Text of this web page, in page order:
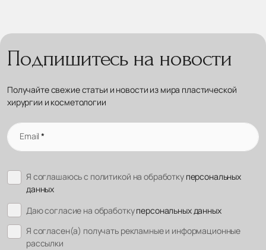
Подпишитесь на новости
Получайте свежие статьи и новости из мира пластической
хирургии и косметологии
Email*
Я соглашаюсь с политикой на обработку персональных
данных
Даю согласие на обработкуперсональных данных
Я согласен(а) получать рекламные и информационные
рассылки